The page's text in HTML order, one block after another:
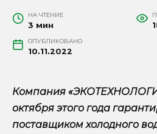
НА ЧТЕНИЕ
3 мин
ОПУБЛИКОВАНО
10.11.2022
Компания
октября этого года
поставщиком холодного